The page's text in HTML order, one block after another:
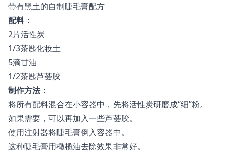
带有黑土的自制睫毛膏配方
配料：
2片活性炭
1/3茶匙化妆土
5滴甘油
1/2茶匙芦荟胶
制作方法：
将所有配料混合在小容器中，先将活性炭研磨成“细”粉。
如果需要，可以再加入一些芦荟胶。
使用注射器将睫毛膏倒入容器中。
这种睫毛膏用橄榄油去除效果非常好。